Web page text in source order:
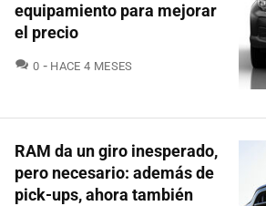
equipamiento para mejorar
el precio
0 COMENTARIOS
HACE 4 MESES
RAM da un giro inesperado,
pero necesario: además de
pick-ups, ahora también